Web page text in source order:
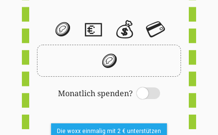
🪙 💶 💰 💳
🪙
Monatlich spenden?
Switch
Die woxx einmalig mit 2 € unterstützen